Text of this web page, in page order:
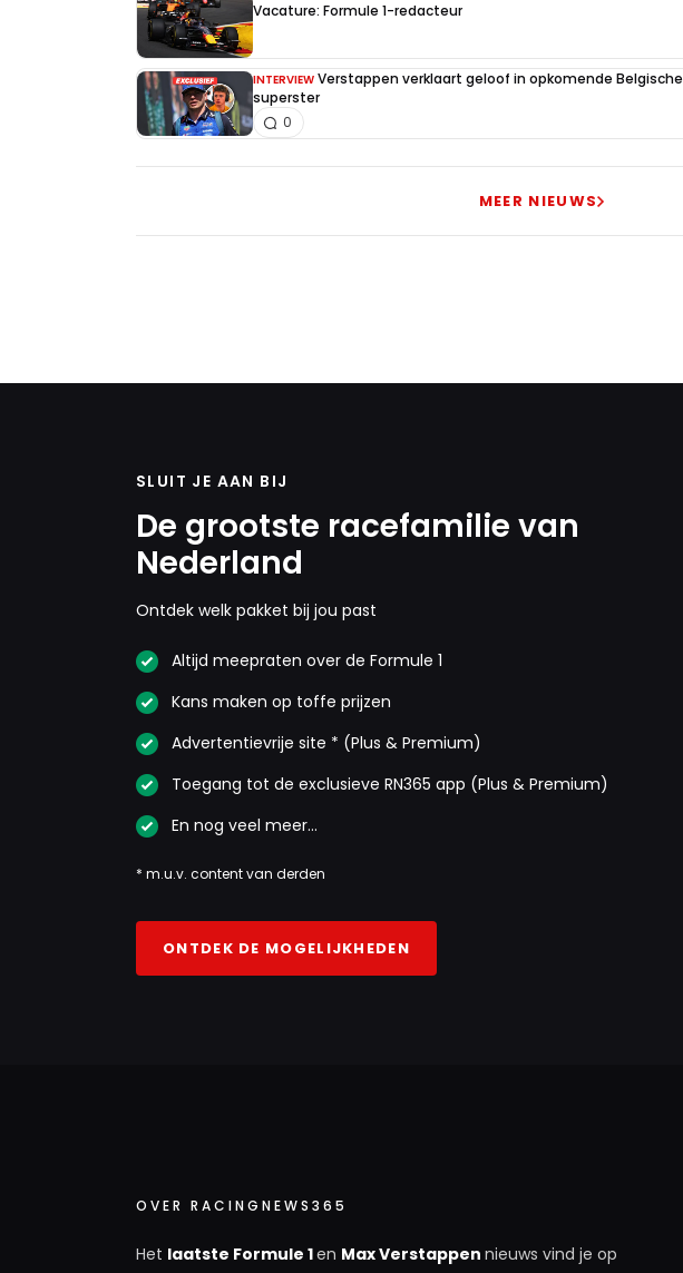
Vacature: Formule 1-redacteur
INTERVIEW Verstappen verklaart geloof in opkomende Belgische
superster
0
MEER NIEUWS
SLUIT JE AAN BIJ
De grootste racefamilie van
Nederland
Ontdek welk pakket bij jou past
Altijd meepraten over de Formule 1
Kans maken op toffe prijzen
Advertentievrije site * (Plus & Premium)
Toegang tot de exclusieve RN365 app (Plus & Premium)
En nog veel meer…
* m.u.v. content van derden
ONTDEK DE MOGELIJKHEDEN
OVER RACINGNEWS365
Het laatste Formule 1en Max Verstappen nieuws vind je op